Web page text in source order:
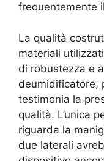
frequentemente
La qualità
materiali
di robustezza e
deumidificatore,
testimonia la
qualità. L’unica
riguarda la
due laterali